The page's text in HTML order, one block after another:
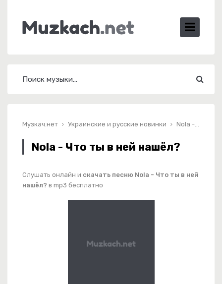
Музкач.нет Украинские и русские новинки Nola - Что ты в ней нашёл?
Nola - Что ты в ней нашёл?
Слушать онлайн и скачать песню Nola - Что ты в ней
нашёл? в mp3 бесплатно